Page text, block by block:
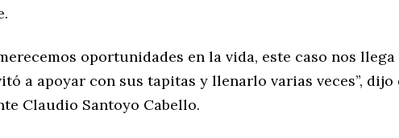
oportunidades en la vida, este caso nos
a apoyar con sus tapitas y llenarlo varias veces”, dijo
Claudio Santoyo Cabello.